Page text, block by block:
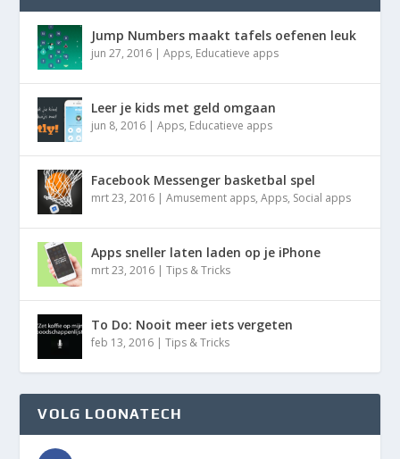
Jump Numbers maakt tafels oefenen leuk
jun 27, 2016 |Apps, Educatieve apps
Leer je kids met geld omgaan
jun 8, 2016 |Apps, Educatieve apps
Facebook Messenger basketbal spel
mrt 23, 2016 |Amusement apps,Apps, Social apps
Apps sneller laten laden op je iPhone
mrt 23, 2016 |Tips & Tricks
To Do: Nooit meer iets vergeten
feb 13, 2016 |Tips & Tricks
VOLG LOONATECH